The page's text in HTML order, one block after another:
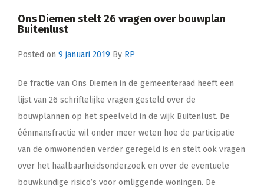
Ons Diemen stelt 26 vragen over bouwplan
Buitenlust
Posted on 9 januari 2019 By RP
De fractie van Ons Diemen in de gemeenteraad heeft een
lijst van 26 schriftelijke vragen gesteld over de
bouwplannen op het speelveld in de wijk Buitenlust. De
éénmansfractie wil onder meer weten hoe de participatie
van de omwonenden verder geregeld is en stelt ook vragen
over het haalbaarheidsonderzoek en over de eventuele
bouwkundige risico’s voor omliggende woningen. De